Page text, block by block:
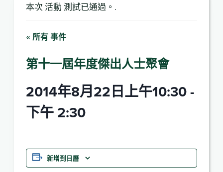
本次 活動 測試已通過。.
« 所有 事件
第十一屆年度傑出人士聚會
2014年8月22日上午10:30-
下午 2:30
新增到日曆